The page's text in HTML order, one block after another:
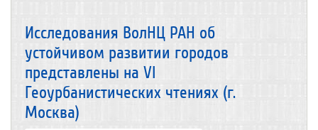
Исследования ВолНЦ РАН об
устойчивом развитии городов
представлены на VI
Геоурбанистических чтениях (г.
Москва)